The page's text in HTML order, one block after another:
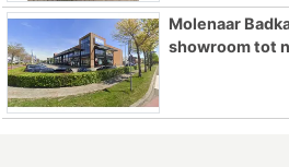
Molenaar
showroom tot